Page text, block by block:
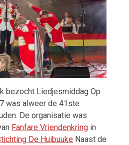
bezocht Liedjesmiddag Op
was alweer de 41ste
De organisatie was
Fanfare Vriendenkringin
De HuibuukeNaast de